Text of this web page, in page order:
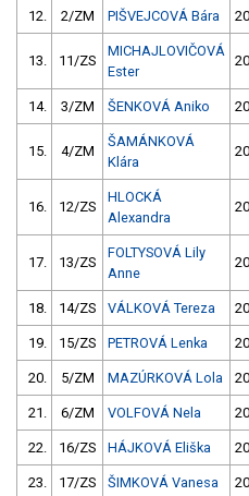
12. 2/ZM PIŠVEJCOVÁ Bára
13. 11/ZS
MICHAJLOVIČOVÁ
Ester
14. 3/ZM ŠENKOVÁ Aniko
15. 4/ZM
ŠAMÁNKOVÁ
Klára
16. 12/ZS
HLOCKÁ
Alexandra
17. 13/ZS
FOLTYSOVÁ Lily
Anne
18. 14/ZS VÁLKOVÁ Tereza
19. 15/ZS PETROVÁ Lenka
20. 5/ZM MAZÚRKOVÁ Lola
21. 6/ZM VOLFOVÁ Nela
22. 16/ZS HÁJKOVÁ Eliška
23. 17/ZS ŠIMKOVÁ Vanesa